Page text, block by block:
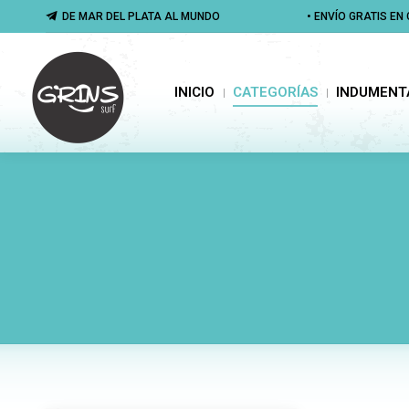
DE MAR DEL PLATA AL MUNDO • ENVÍO GRATIS
INICIO CATEGORÍAS
DE MAR DEL PLATA AL MUNDO • ENVÍO GRATIS
INICIO CATEGORÍAS